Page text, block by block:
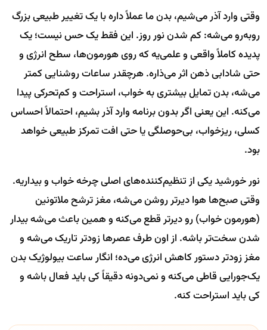
وقتی وارد آذر می‌شیم، بدن ما عملاً داره با یک تغییر طبیعی بزرگ
روبه‌رو می‌شه: کم شدن نور روز. این فقط یک حس نیست؛ یک
پدیده کاملاً واقعی و علمی‌یه که روی هورمون‌ها، سطح انرژی و
حتی شادابی ذهن اثر می‌ذاره. هرچقدر ساعات روشنایی کمتر
می‌شه، بدن تمایل بیشتری به خواب، استراحت و کم‌تحرکی پیدا
می‌کنه. این یعنی اگر بدون برنامه وارد آذر بشیم، احتمالاً احساس
کسلی، ریزخواب، بی‌حوصلگی یا حتی افت تمرکز طبیعی خواهد
بود.
نور خورشید یکی از تنظیم‌کننده‌های اصلی چرخه خواب و بیداریه.
وقتی صبح‌ها هوا دیرتر روشن می‌شه، مغز ترشح ملاتونین
(هورمون خواب) رو دیرتر قطع می‌کنه و همین باعث می‌شه بیدار
شدن سخت‌تر باشه. از اون طرف عصرها زودتر تاریک می‌شه و
مغز زودتر دستور کاهش انرژی می‌ده؛ انگار ساعت بیولوژیک بدن
یک‌جورایی قاطی می‌کنه و نمی‌دونه دقیقاً کی باید فعال باشه و
کی باید استراحت کنه.